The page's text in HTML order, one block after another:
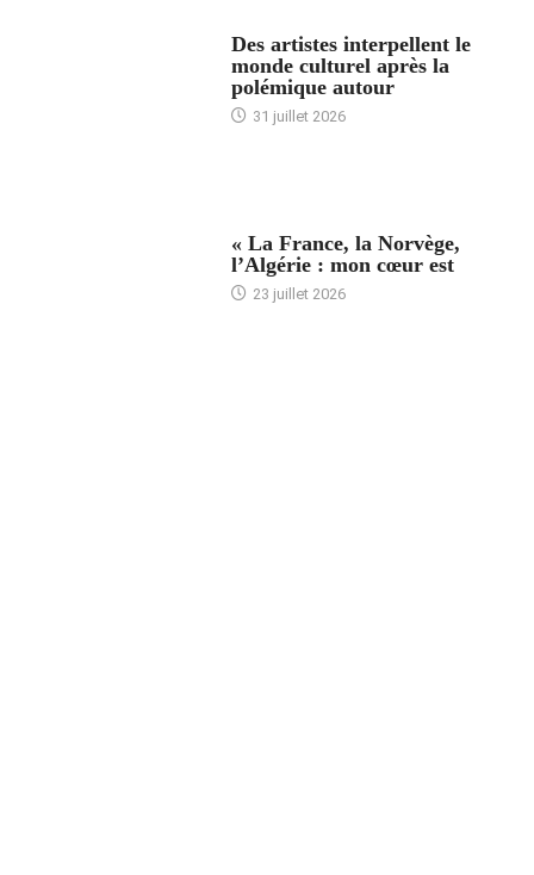
Des artistes interpellent le
monde culturel après la
polémique autour
31 juillet 2026
« La France, la Norvège,
l’Algérie : mon cœur est
23 juillet 2026